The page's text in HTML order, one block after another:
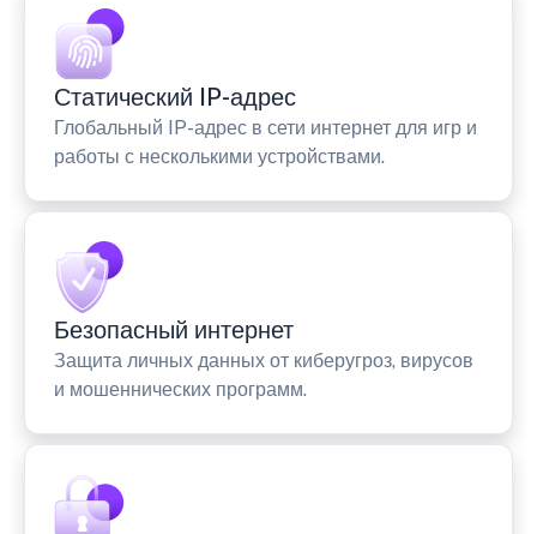
Статический IP-адрес
Глобальный IP-адрес в сети интернет для игр и
работы с несколькими устройствами.
Безопасный интернет
Защита личных данных от киберугроз, вирусов
и мошеннических программ.